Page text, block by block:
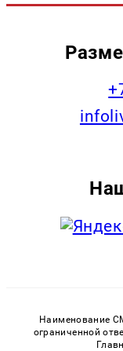
Наименование
ограниченной